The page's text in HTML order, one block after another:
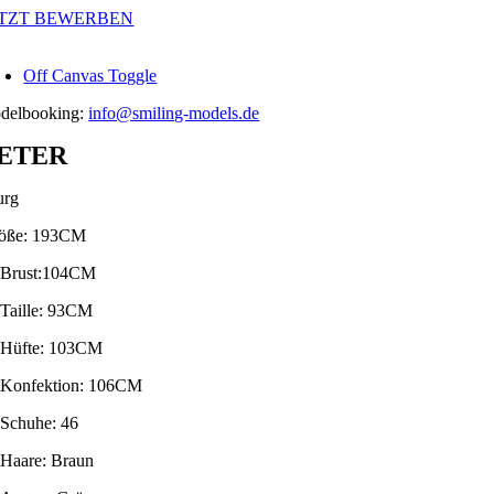
ZumBEWERBEN
Off Canvas Toggle
info@smiling-models.de
193CM
93CM
103CM
106CM
46
Braun